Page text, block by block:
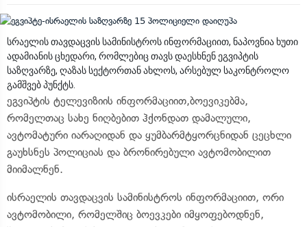
სრაელის თავდაცვის სამინისტროს ინფორმაციით, ნაპოვნია ხუთი
ადამიანის ცხედარი, რომლებიც თავს დაესხნენ ეგვიპტის
საზღვარზე, ღაზას სექტორთან ახლოს, არსებულ საკონტროლო
გამშვებ პუნქტს.
ეგვიპტის ტელევიზიის ინფორმაციით,ბოევიკებმა,
რომელთაც სახე ნიღბებით ჰქონდათ დამალული,
ავტომატური იარაღიდან და ყუმბარმტყორცნიდან ცეცხლი
გაუხსნეს პოლიციას და ბრონირებული ავტომობილით
მიიმალნენ.
ისრაელის თავდაცვის სამინისტროს ინფორმაციით, ორი
ავტომობილი, რომელშიც ბოევკები იმყოფებოდნენ,